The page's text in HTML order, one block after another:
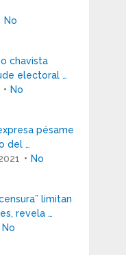
No
chavista
electoral …
No
pésame
del …
No
limitan
revela …
No